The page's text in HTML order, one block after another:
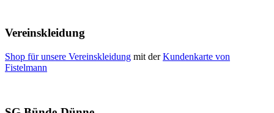
Vereinskleidung
Shop für unsere Vereinskleidung mit derKundenkarte von
Fistelmann